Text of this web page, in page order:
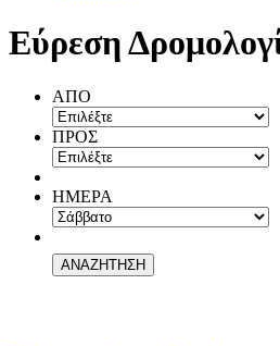
Εύρεση
ΑΠΟ
ΠΡΟΣ
ΗΜΕΡΑ